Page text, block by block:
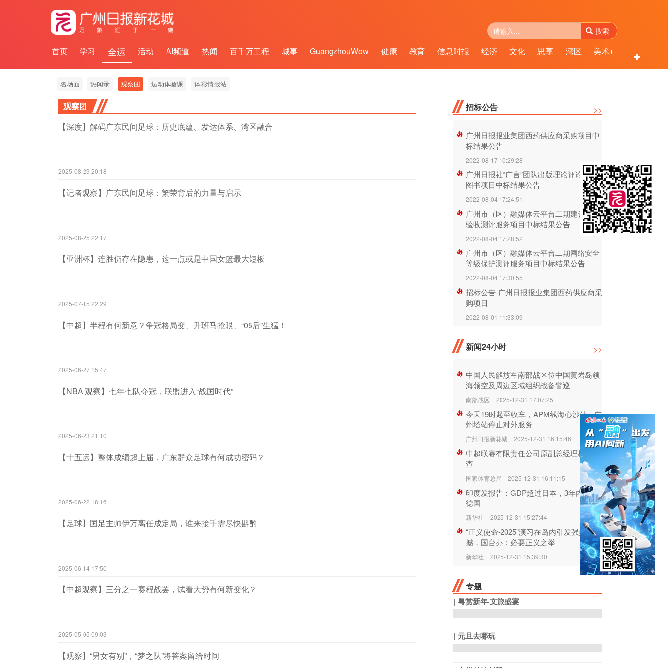
搜索
首页 学习 全运 活动 AI频道 热闻 百千万工程 城事 GuangzhouWow 健康 教育 信息时报 经济 文化 思享 湾区 美术+
名场面 热闻录 观察团 运动体验课 体彩情报站
观察团
【深度】解码广东民间足球：历史底蕴、发达体系、湾区融合
2025-08-29 20:18
【记者观察】广东民间足球：繁荣背后的力量与启示
2025-08-25 22:17
【亚洲杯】连胜仍存在隐患，这一点或是中国女篮最大短板
2025-07-15 22:29
【中超】半程有何新意？争冠格局变、升班马抢眼、“05后”生猛！
2025-06-27 15:47
【NBA·观察】七年七队夺冠，联盟进入“战国时代”
2025-06-23 21:10
【十五运】整体成绩超上届，广东群众足球有何成功密码？
2025-06-22 18:16
【足球】国足主帅伊万离任成定局，谁来接手需尽快斟酌
2025-06-14 17:50
‌【中超观察】三分之一赛程战罢，试看大势有何新变化？
2025-05-05 09:03
【观察】“男女有别”，“梦之队”将答案留给时间
招标公告 >>
广州日报报业集团西药供应商采购项目中
标结果公告
2022-08-17 10:29:28
广州日报社“广言”团队出版理论评论方面
图书项目中标结果公告
2022-08-04 17:24:51
广州市（区）融媒体云平台二期建设项目
验收测评服务项目中标结果公告
2022-08-04 17:28:52
广州市（区）融媒体云平台二期网络安全
等级保护测评服务项目中标结果公告
2022-08-04 17:30:55
招标公告-广州日报报业集团西药供应商采
购项目
2022-08-01 11:33:09
新闻24小时 >>
中国人民解放军南部战区位中国黄岩岛领
海领空及周边区域组织战备警巡
南部战区 2025-12-31 17:07:25
今天19时起至收车，APM线海心沙站、广
州塔站停止对外服务
广州日报新花城 2025-12-31 16:15:46
中超联赛有限责任公司原副总经理杨扬被
查
国家体育总局 2025-12-31 16:11:15
印度发报告：GDP超过日本，3年内赶超
德国
新华社 2025-12-31 15:27:44
“正义使命-2025”演习在岛内引发强烈震
撼，国台办：必要正义之举
新华社 2025-12-31 15:39:30
专题
粤赏新年·文旅盛宴
元旦去哪玩